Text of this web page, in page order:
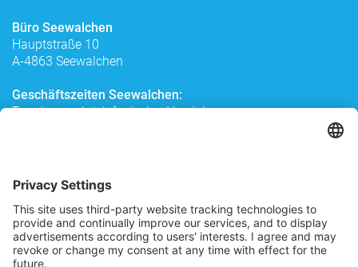
powered by
Büro Seewalchen
Hauptstraße 10
A-4863 Seewalchen
Geschäftszeiten Seewalchen:
Termine nach telefonischer Vereinbarung
We need your consent to load the
Google Maps service!